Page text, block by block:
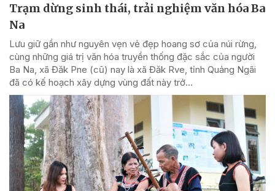
Trạm dừng sinh thái, trải nghiệm văn hóa Ba
Na
Lưu giữ gần như nguyên vẹn vẻ đẹp hoang sơ của núi rừng,
cùng những giá trị văn hóa truyền thống đặc sắc của người
Ba Na, xã Đăk Pne (cũ) nay là xã Đăk Rve, tỉnh Quảng Ngãi
đã có kế hoạch xây dựng vùng đất này trở...